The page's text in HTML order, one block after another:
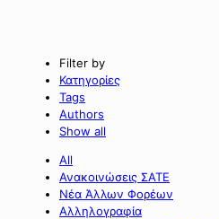
Filter by
Κατηγορίες
Tags
Authors
Show all
All
Ανακοινώσεις ΣΑΤΕ
Νέα Άλλων Φορέων
Αλληλογραφία